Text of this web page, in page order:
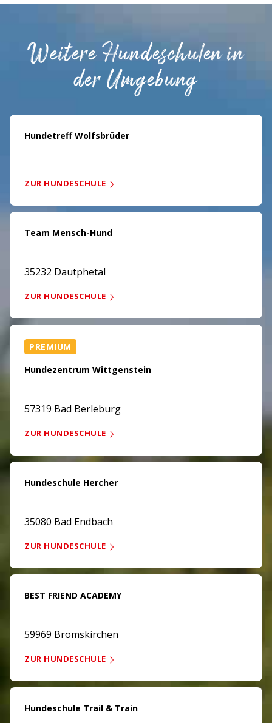
Weitere Hundeschulen in
der Umgebung
Hundetreff Wolfsbrüder
ZUR HUNDESCHULE
Team Mensch-Hund
35232 Dautphetal
ZUR HUNDESCHULE
PREMIUM
Hundezentrum Wittgenstein
57319 Bad Berleburg
ZUR HUNDESCHULE
Hundeschule Hercher
35080 Bad Endbach
ZUR HUNDESCHULE
BEST FRIEND ACADEMY
59969 Bromskirchen
ZUR HUNDESCHULE
Hundeschule Trail & Train